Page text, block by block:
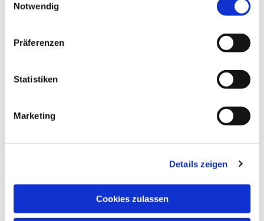
Notwendig
Präferenzen
Statistiken
Marketing
Details zeigen
Cookies zulassen